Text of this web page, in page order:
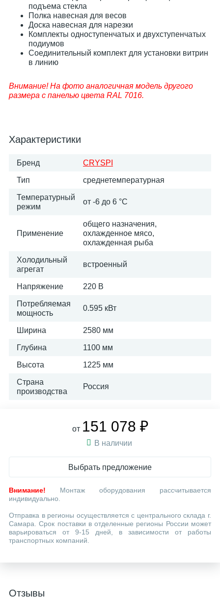
подъема стекла
Полка навесная для весов
Доска навесная для нарезки
Комплекты одноступенчатых и двухступенчатых
подиумов
Соединительный комплект для установки витрин
в линию
Внимание! На фото аналогичная модель другого
размера c панелью цвета RAL 7016.
Характеристики
Бренд CRYSPI
Тип среднетемпературная
Температурный
режим
от -6 до 6 °C
Применение
общего назначения,
охлажденное мясо,
охлажденная рыба
Холодильный
агрегат
встроенный
Напряжение 220 В
Потребляемая
мощность
0.595 кВт
Ширина 2580 мм
Глубина 1100 мм
Высота 1225 мм
Страна
производства
Россия
от 151 078 ₽
В наличии
Выбрать предложение
Внимание! Монтаж оборудования рассчитывается
индивидуально.
Отправка в регионы осуществляется с центрального склада г.
Самара. Срок поставки в отделенные регионы России может
варьироваться от 9-15 дней, в зависимости от работы
транспортных компаний.
Отзывы